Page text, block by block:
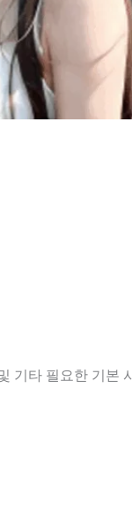
기타 필요한 기본